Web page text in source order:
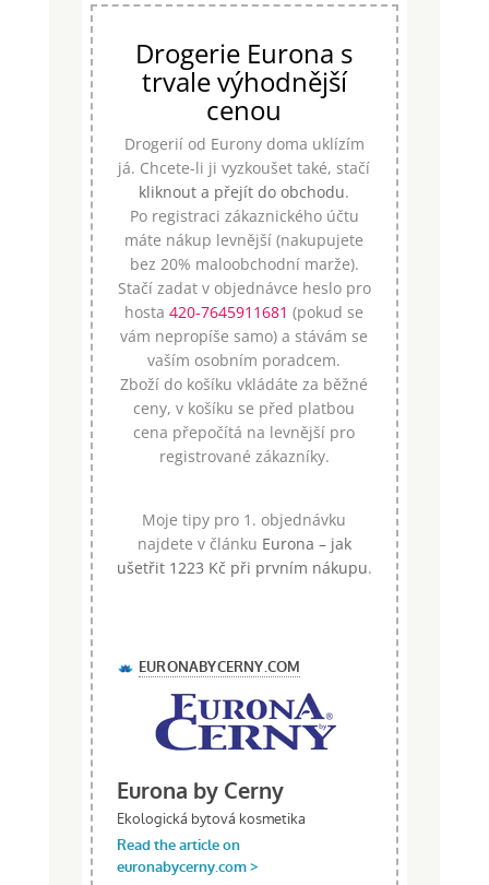
Drogerie Eurona s
trvale výhodnější
cenou
Drogerií od Eurony doma uklízím
já. Chcete-li ji vyzkoušet také, stačí
kliknout a přejít do obchodu.
Po registraci zákaznického účtu
máte nákup levnější (nakupujete
bez 20% maloobchodní marže).
Stačí zadat v objednávce heslo pro
hosta420-7645911681 (pokud se
vám nepropíše samo) a stávám se
vaším osobním poradcem.
Zboží do košíku vkládáte za běžné
ceny, v košíku se před platbou
cena přepočítá na levnější pro
registrované zákazníky.
Moje tipy pro 1. objednávku
najdete v článku Eurona – jak
ušetřit 1223 Kč při prvním nákupu.